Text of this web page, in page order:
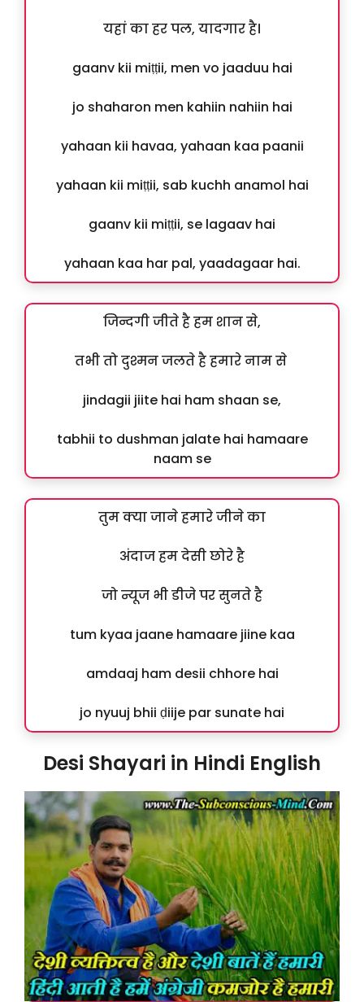
यहां का हर पल, यादगार है।
gaanv kii miṭṭii, men vo jaaduu hai
jo shaharon men kahiin nahiin hai
yahaan kii havaa, yahaan kaa paanii
yahaan kii miṭṭii, sab kuchh anamol hai
gaanv kii miṭṭii, se lagaav hai
yahaan kaa har pal, yaadagaar hai.
जिन्दगी जीते है हम शान से,
तभी तो दुश्मन जलते है हमारे नाम से
jindagii jiite hai ham shaan se,
tabhii to dushman jalate hai hamaare
naam se
तुम क्या जाने हमारे जीने का
अंदाज हम देसी छोरे है
जो न्यूज भी डीजे पर सुनते है
tum kyaa jaane hamaare jiine kaa
amdaaj ham desii chhore hai
jo nyuuj bhii ḍiije par sunate hai
Desi Shayari in Hindi English